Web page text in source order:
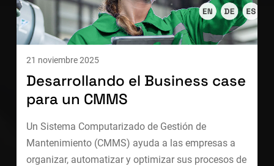
21 noviembre 2025
Desarrollando el Business case
para un CMMS
Un Sistema Computarizado de Gestión de
Mantenimiento (CMMS) ayuda a las empresas a
organizar, automatizar y optimizar sus procesos de